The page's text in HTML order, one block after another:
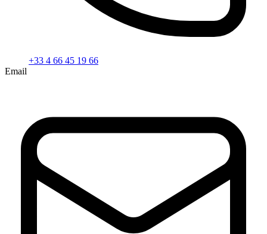
+33 4 66 45 19 66
Email